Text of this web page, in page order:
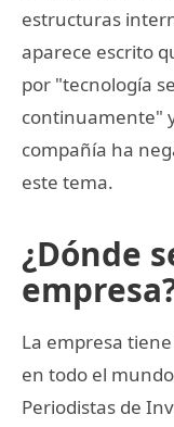
estructuras
aparece escrito
por "tecnología
continuamente"
compañía ha
este tema.
¿Dónde
La empresa
en todo el
Periodistas de